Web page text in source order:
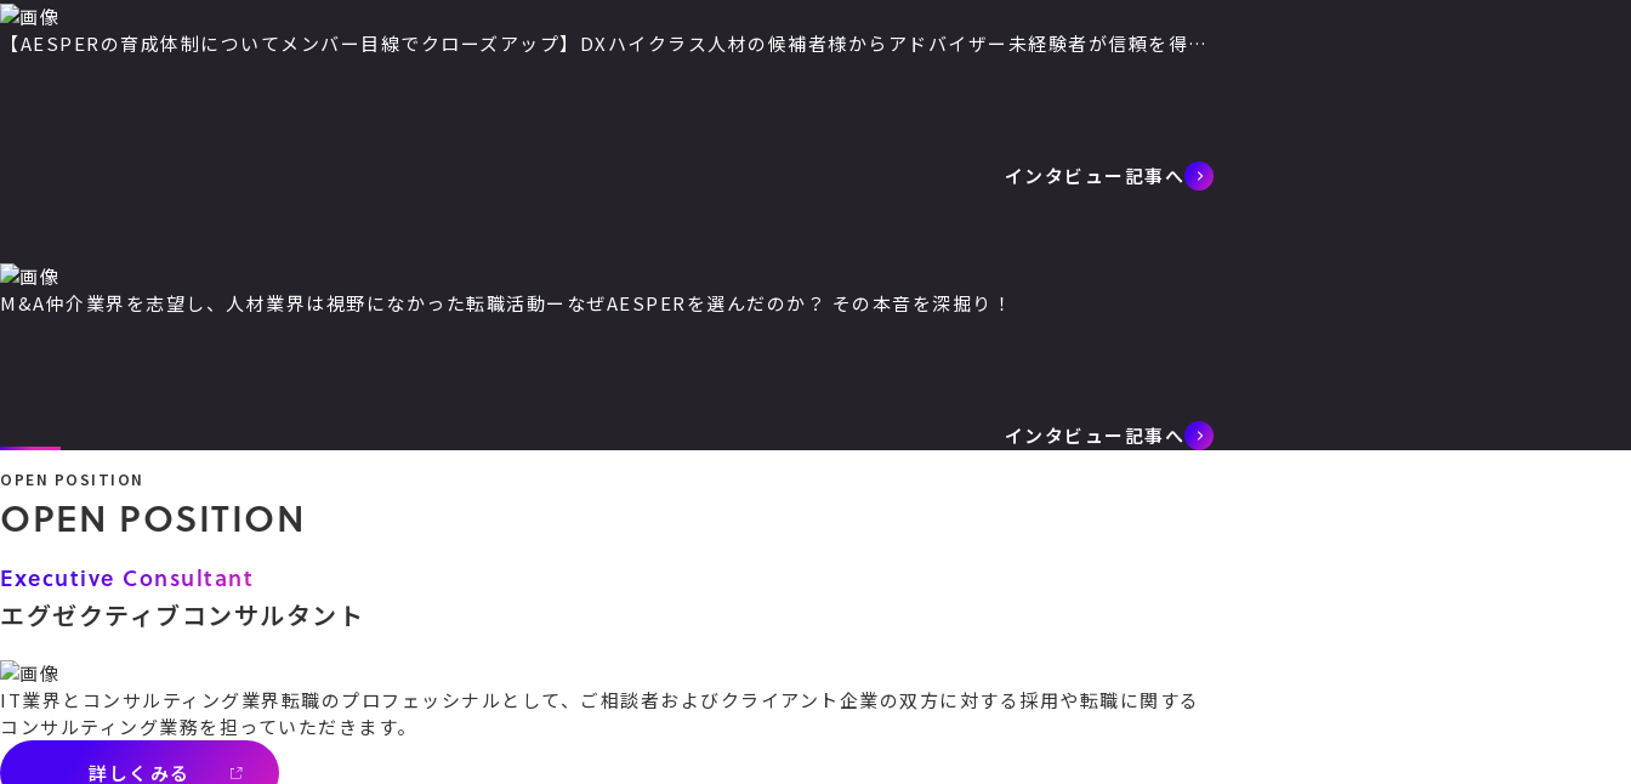
【AESPERの育成体制についてメンバー目線でクローズアップ】DXハイクラス人材の候補者様からアドバイザー未経験者が信頼を得…
インタビュー記事へ
M&A仲介業界を志望し、人材業界は視野になかった転職活動ーなぜAESPERを選んだのか？ その本音を深掘り！
インタビュー記事へ
OPEN POSITION
OPEN POSITION
Executive Consultant
エグゼクティブコンサルタント
IT業界とコンサルティング業界転職のプロフェッシナルとして、ご相談者およびクライアント企業の双方に対する採用や転職に関する
コンサルティング業務を担っていただきます。
詳しくみる